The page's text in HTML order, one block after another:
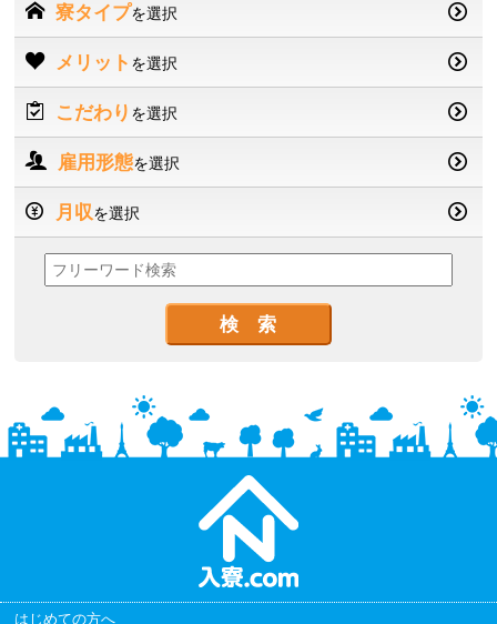
寮タイプを選択
メリット を選択
こだわり を選択
雇用形態を選択
月収を選択
はじめての方へ